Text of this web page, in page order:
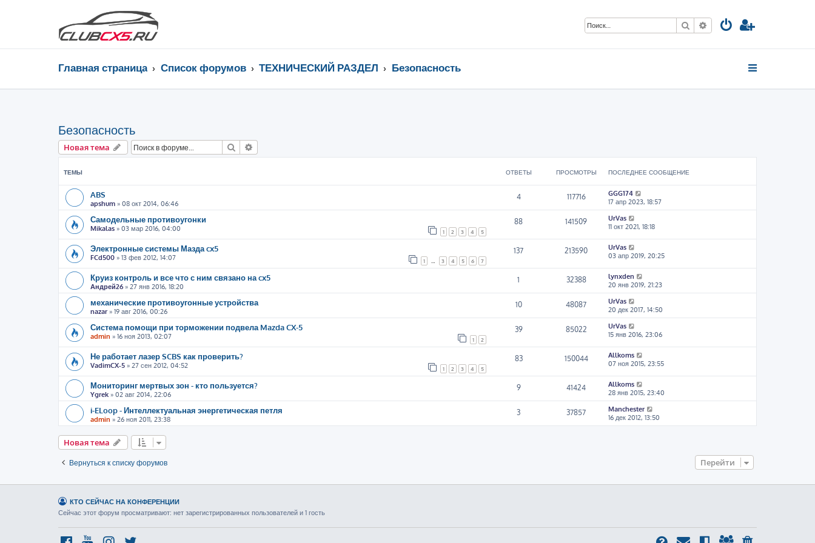
Поиск Расширенный поиск
Главная страница Список форумов ТЕХНИЧЕСКИЙ РАЗДЕЛ Безопасность
Безопасность
Новая тема Поиск
ТЕМЫ ОТВЕТЫ ПРОСМОТРЫ ПОСЛЕДНЕЕ СООБЩЕНИЕ
ABS
apshum » 08 окт 2014, 06:46
4 117716
GGG174
17 апр 2023, 18:57
Самодельные противоугонки
Mikalas » 03 мар 2016, 04:00 1 2 3 4 5
88 141509
UrVas
11 окт 2021, 18:18
Электронные системы Мазда cx5
FCd500 » 13 фев 2012, 14:07 1 3 4 5 6 7
137 213590
UrVas
03 апр 2019, 20:25
Круиз контроль и все что с ним связано на cx5
Андрей26» 27 янв 2016, 18:20
1 32388
lynxden
20 янв 2019, 21:23
механические противоугонные устройства
nazar» 19 авг 2016, 00:26
10 48087
UrVas
20 дек 2017, 14:50
Система помощи при торможении подвела Mazda CX-5
admin » 16 ноя 2013, 02:07 1 2
39 85022
UrVas
15 янв 2016, 23:06
Не работает лазер SCBS как проверить?
VadimCX-5 » 27 сен 2012, 04:52 1 2 3 4 5
83 150044
Allkoms
07 ноя 2015, 23:55
Мониторинг мертвых зон - кто пользуется?
Ygrek » 02 авг 2014, 22:06
9 41424
Allkoms
28 янв 2015, 23:40
i-ELoop - Интеллектуальная энергетическая петля
admin » 26 ноя 2011, 23:38
3 37857
Manchester
16 дек 2012, 13:50
Новая тема
Вернуться к списку форумов Перейти
КТО СЕЙЧАС НА КОНФЕРЕНЦИИ
Сейчас этот форум просматривают: нет зарегистрированных пользователей и 1 гость